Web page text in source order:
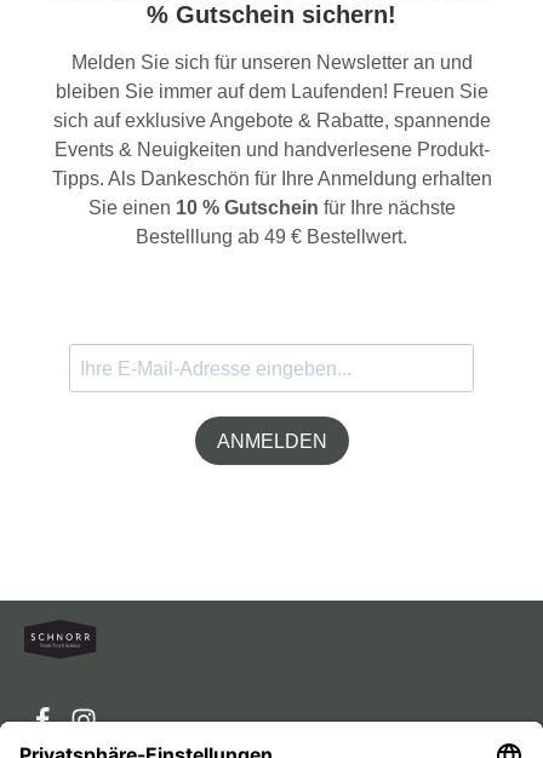
% Gutschein sichern!
Melden Sie sich für unseren Newsletter an und
bleiben Sie immer auf dem Laufenden! Freuen Sie
sich auf exklusive Angebote & Rabatte, spannende
Events & Neuigkeiten und handverlesene Produkt-
Tipps. Als Dankeschön für Ihre Anmeldung erhalten
Sie einen 10 % Gutschein für Ihre nächste
Bestelllung ab 49 € Bestellwert.
ANMELDEN